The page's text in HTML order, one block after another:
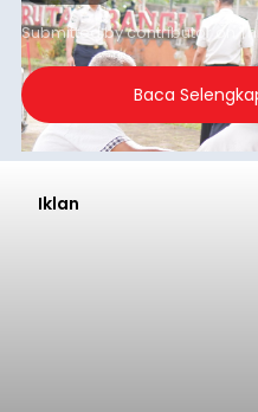
Submitted bycontributor
Baca
Iklan